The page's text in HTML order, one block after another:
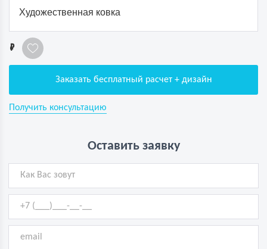
Художественная ковка
1
Заказать бесплатный расчет + дизайн
Получить консультацию
Оставить заявку